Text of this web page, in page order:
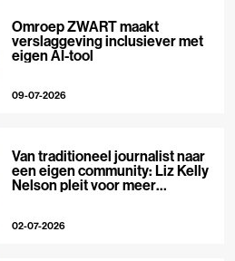
Omroep ZWART maakt
verslaggeving inclusiever met
eigen AI-tool
09-07-2026
Van traditioneel journalist naar
een eigen community: Liz Kelly
Nelson pleit voor meer
02-07-2026